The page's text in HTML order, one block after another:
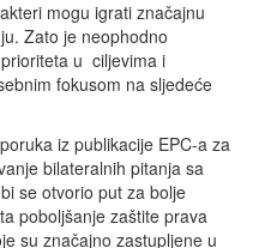
akteri mogu igrati značajnu
Zato je neophodno
u ciljevima i
fokusom na sljedeće
iz publikacije EPC-a za
bilateralnih pitanja sa
se otvorio put za bolje
poboljšanje zaštite prava
su značajno zastupljene u